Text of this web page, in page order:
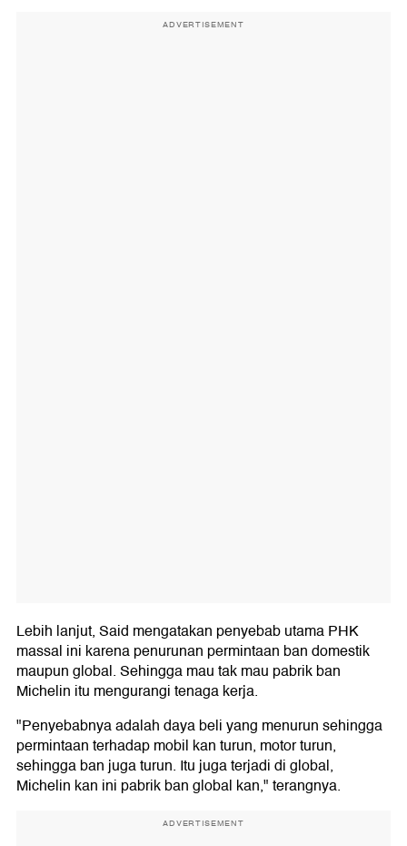
ADVERTISEMENT
Lebih lanjut, Said mengatakan penyebab utama PHK
massal ini karena penurunan permintaan ban domestik
maupun global. Sehingga mau tak mau pabrik ban
Michelin itu mengurangi tenaga kerja.
"Penyebabnya adalah daya beli yang menurun sehingga
permintaan terhadap mobil kan turun, motor turun,
sehingga ban juga turun. Itu juga terjadi di global,
Michelin kan ini pabrik ban global kan," terangnya.
ADVERTISEMENT